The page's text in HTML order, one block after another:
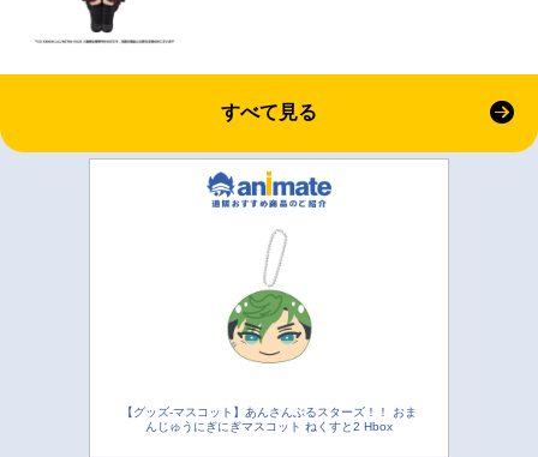
すべて見る
【グッズ-マスコット】あんさんぶるスターズ！！ おま
んじゅうにぎにぎマスコット ねくすと2 Hbox